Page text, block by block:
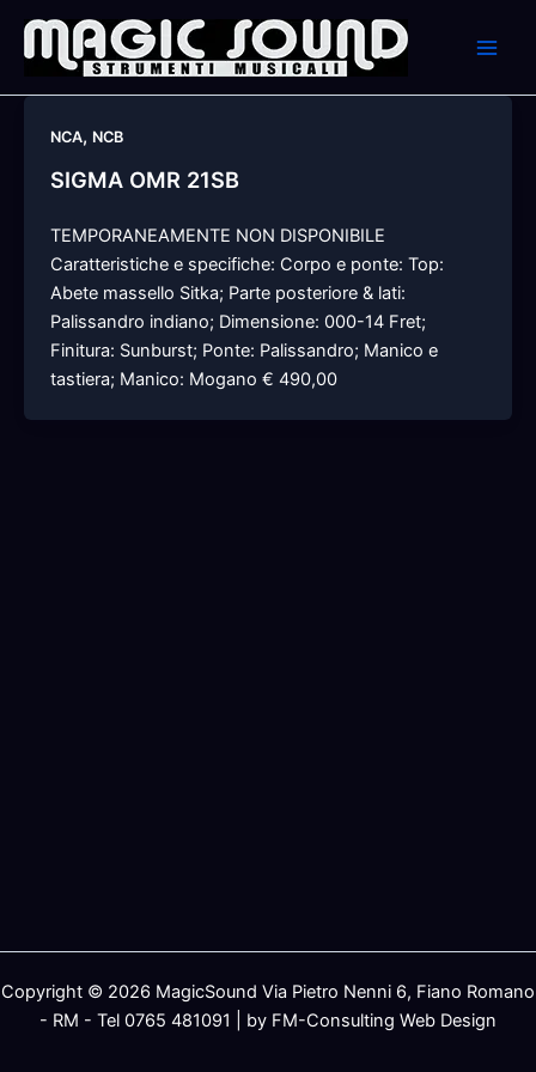
content
NCA, NCB
SIGMA OMR 21SB
TEMPORANEAMENTE NON DISPONIBILE
Caratteristiche e specifiche: Corpo e ponte: Top:
Abete massello Sitka; Parte posteriore & lati:
Palissandro indiano; Dimensione: 000-14 Fret;
Finitura: Sunburst; Ponte: Palissandro; Manico e
tastiera; Manico: Mogano € 490,00
Copyright © 2026 MagicSound Via Pietro Nenni 6, Fiano Romano
- RM - Tel 0765 481091 | by FM-Consulting Web Design